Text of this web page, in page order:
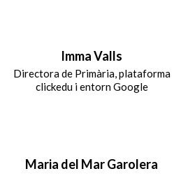
Imma Valls
Directora de Primària, plataforma
clickedu i entorn Google
Maria del Mar Garolera